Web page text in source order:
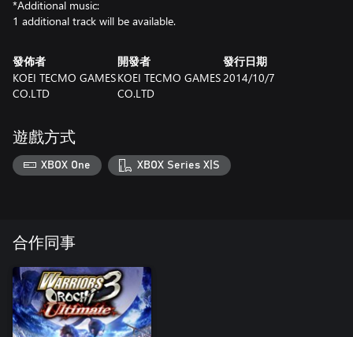
*Additional music:
1 additional track will be available.
發佈者
KOEI TECMO GAMES
CO.LTD
開發者
KOEI TECMO GAMES
CO.LTD
發行日期
2014/10/7
遊戲方式
XBOX One XBOX Series X|S
合作同事